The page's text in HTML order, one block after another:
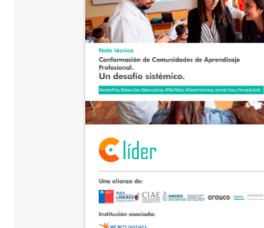
Publicaciones
Quiénes somos
Inscripciones
Certificados digitales
Aulas virtuales